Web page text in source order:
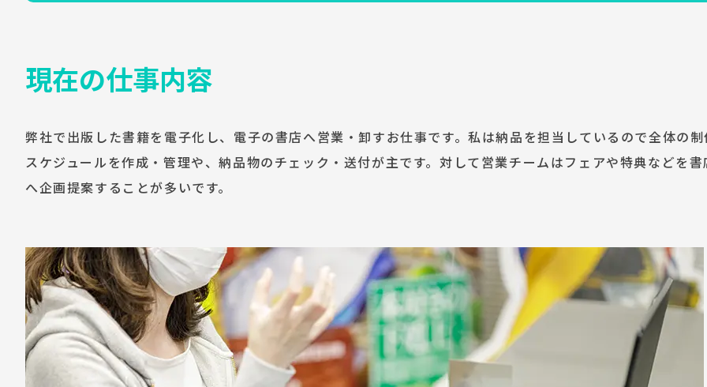
現在の仕事内容
弊社で出版した書籍を電子化し、電子の書店へ営業・卸すお仕事です。私は納品を担当しているので全体の制
スケジュールを作成・管理や、納品物のチェック・送付が主です。対して営業チームはフェアや特典などを書
へ企画提案することが多いです。